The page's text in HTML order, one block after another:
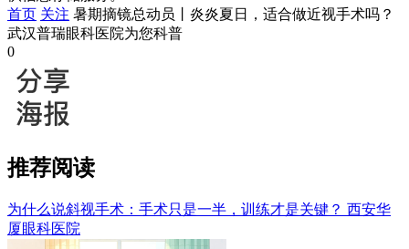
首页 关注 暑期摘镜总动员丨炎炎夏日，适合做近视手术吗？
武汉普瑞眼科医院为您科普
0
推荐阅读
为什么说斜视手术：手术只是一半，训练才是关键？ 西安华
厦眼科医院